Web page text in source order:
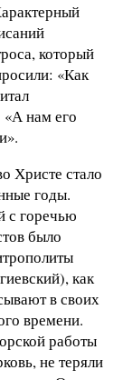
который
«Как
«А нам его
Христе стало
годы.
с горечью
было
как
в своих
времени.
работы
не теряли